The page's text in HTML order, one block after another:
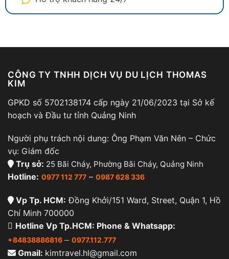
CÔNG TY TNHH DỊCH VỤ DU LỊCH THOMAS
KIM
GPKD số 5702138174 cấp ngày 21/06/2023 tại Sở kế
hoạch và Đầu tư tỉnh Quảng Ninh
Người phụ trách nội dung: Ông Phạm Văn Nên – Chức
vụ: Giám đốc
Trụ sở: 25 Bãi Cháy, Phường Bãi Cháy, Quảng Ninh
Hotline: 0977 112 777 – 0987 628 336
Vp Tp. HCM: Đồng Khởi/151 Ward, Street, Quận 1, Hồ
Chí Minh 700000
Hotline Vp Tp.HCM: Phone & Whatsapp:
+84838886816 – 0977.112.777
Gmail: kimtravel.hl@gmail.com